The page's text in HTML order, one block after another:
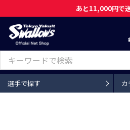
あと11,000円で
選手で探す カ